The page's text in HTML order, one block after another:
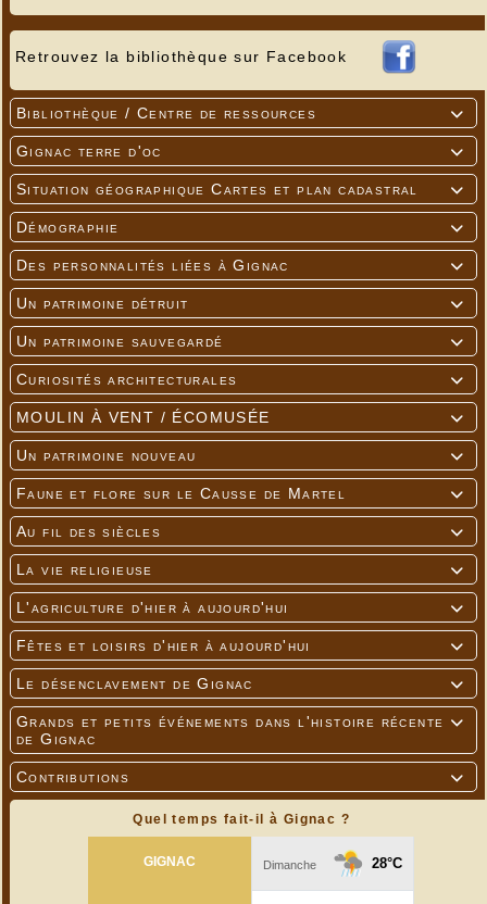
Retrouvez la bibliothèque sur Facebook

Bibliothèque / Centre de ressources

Gignac terre d'oc

Situation géographique Cartes et plan cadastral

Démographie

Des personnalités liées à Gignac

Un patrimoine détruit

Un patrimoine sauvegardé

Curiosités architecturales

MOULIN À VENT / ÉCOMUSÉE

Un patrimoine nouveau

Faune et flore sur le Causse de Martel

Au fil des siècles

La vie religieuse

L'agriculture d'hier à aujourd'hui

Fêtes et loisirs d'hier à aujourd'hui

Le désenclavement de Gignac

Grands et petits événements dans l'histoire récente
de Gignac

Contributions
Quel temps fait-il à Gignac ?